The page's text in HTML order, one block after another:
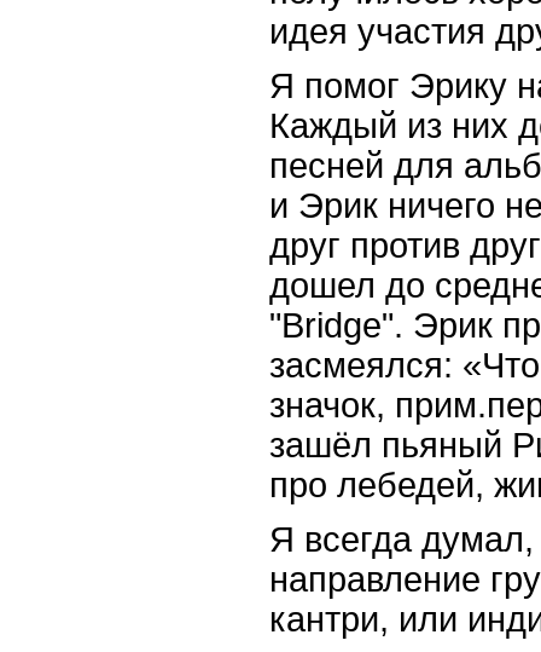
идея участия
Я помог Эрику
Каждый из них
песней для
и Эрик ничего
друг против
дошел до
"Bridge". Эрик
засмеялся:
значок,
зашёл пьяный
про лебедей,
Я всегда
направление
кантри, или